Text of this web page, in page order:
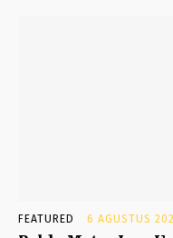
FEATURED 6 AGUSTUS